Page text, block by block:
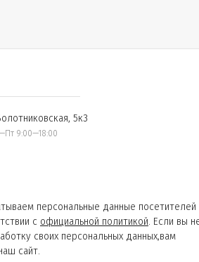
5к3
9:00—18:00
персональные данные посетителей
с официальной политикой. Если вы
своих персональных данных,вам
сайт.